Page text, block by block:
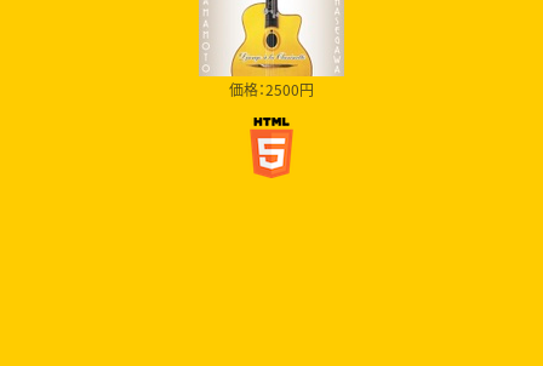
価格：2500円